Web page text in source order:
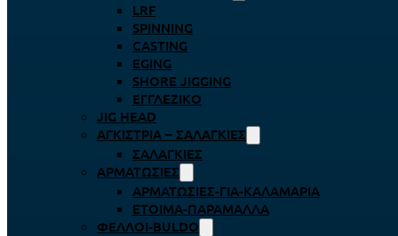
LRF
SPINNING
CASTING
EGING
SHORE JIGGING
ΕΓΓΛΈΖΙΚΟ
JIG HEAD
ΑΓΚΊΣΤΡΙΑ – ΣΑΛΑΓΚΙΈΣ
ΣΑΛΑΓΚΙΈΣ
ΑΡΜΑΤΩΣΙΈΣ
ΑΡΜΑΤΩΣΙΈΣ-ΓΙΑ-ΚΑΛΑΜΆΡΙΑ
ΈΤΟΙΜΑ-ΠΑΡΆΜΑΛΛΑ
ΦΕΛΛΟΊ-BULDO